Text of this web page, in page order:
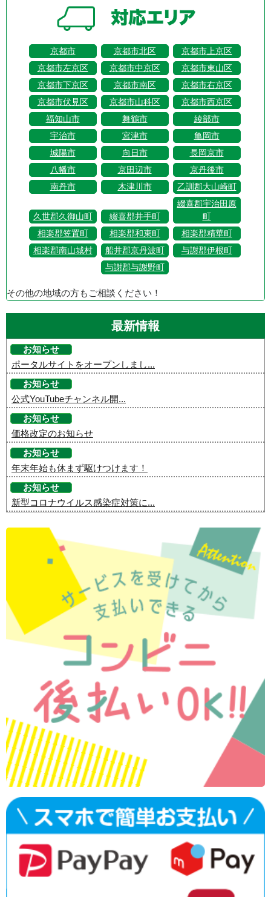
京都市 京都市北区
京都市上京区
京都市左京区
京都市中京区
京都市東山区
京都市下京区
京都市南区
京都市右京区
京都市伏見区
京都市山科区
京都市西京区
福知山市
舞鶴市
綾部市
宇治市
宮津市
亀岡市
城陽市
向日市
長岡京市
八幡市
京田辺市
京丹後市
南丹市
木津川市 乙訓郡大山崎町
久世郡久御山町 綴喜郡井手町
綴喜郡宇治田原
町
相楽郡笠置町
相楽郡和束町
相楽郡精華町
相楽郡南山城村
船井郡京丹波町
与謝郡伊根町
与謝郡与謝野町
その他の地域の方もご相談ください！
最新情報
お知らせ
ポータルサイトをオープンしまし...
お知らせ
公式YouTubeチャンネル開...
お知らせ
価格改定のお知らせ
お知らせ
年末年始も休まず駆けつけます！
お知らせ
新型コロナウイルス感染症対策に...